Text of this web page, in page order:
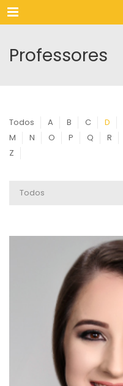
Menu
Professores
Todos A B C D
M
N O P Q R
Z